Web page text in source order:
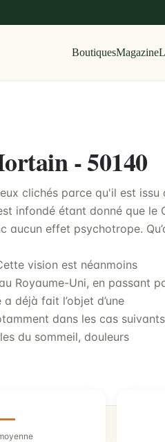
BoutiquesMagazine
- 50140
clichés parce qu'il est issu
infondé étant donné que le
aucun effet psychotrope.
vision est néanmoins
Royaume-Uni, en passant
déjà fait l’objet d’une
dans les cas
du sommeil, douleurs